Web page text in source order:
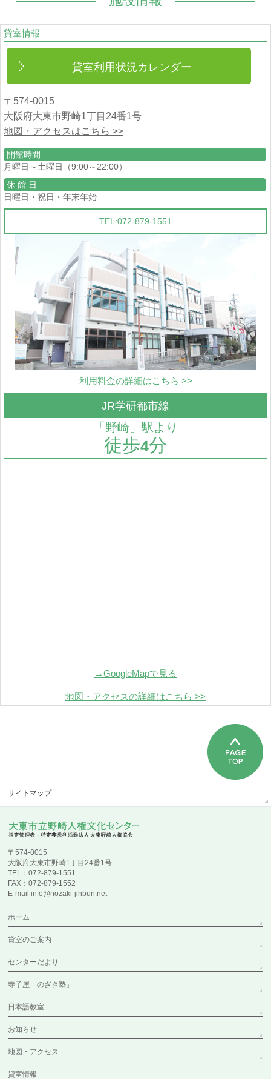
貸室情報
貸室利用状況カレンダー
〒574-0015
大阪府大東市野崎1丁目24番1号
地図・アクセスはこちら >>
開館時間
月曜日～土曜日（9:00～22:00）
休 館 日
日曜日・祝日・年末年始
TEL:072-879-1551
利用料金の詳細はこちら >>
JR学研都市線
「野崎」駅より
徒歩4分
→GoogleMapで見る
地図・アクセスの詳細はこちら >>
サイトマップ
〒574-0015
大阪府大東市野崎1丁目24番1号
TEL：072-879-1551
FAX：072-879-1552
E-mail info@nozaki-jinbun.net
ホーム
貸室のご案内
センターだより
寺子屋「のざき塾」
日本語教室
お知らせ
地図・アクセス
貸室情報